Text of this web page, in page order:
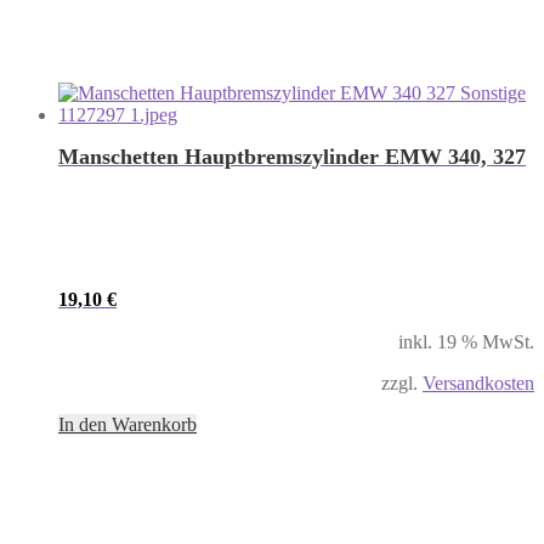
Manschetten Hauptbremszylinder EMW 340, 327
19,10 €
inkl. 19 % MwSt.
zzgl. Versandkosten
In den Warenkorb